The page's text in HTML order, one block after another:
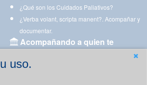
uso.
¿Qué son los Cuidados Paliativos?
¿Verba volant, scripta manent?. Acompañar y
documentar.
Acompañando a quien te
Aplicaciones para descargar